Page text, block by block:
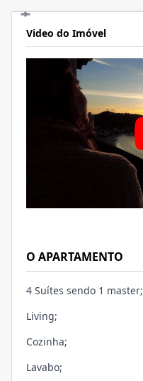
Video do Imóvel
O APARTAMENTO
4 Suítes sendo 1 master;
Living;
Cozinha;
Lavabo;